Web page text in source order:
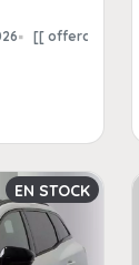
[[
EN STOCK